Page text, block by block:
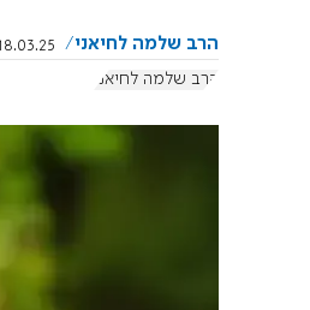
הרב שלמה לחיאני
11:24
הרב שלמה לחיאני